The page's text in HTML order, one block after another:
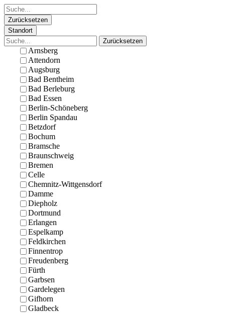
Zurücksetzen
Standort
Zurücksetzen
Arnsberg
Attendorn
Augsburg
Bad Bentheim
Bad Berleburg
Bad Essen
Berlin-Schöneberg
Berlin Spandau
Betzdorf
Bochum
Bramsche
Braunschweig
Bremen
Celle
Chemnitz-Wittgensdorf
Damme
Diepholz
Dortmund
Erlangen
Espelkamp
Feldkirchen
Finnentrop
Freudenberg
Fürth
Garbsen
Gardelegen
Gifhorn
Gladbeck